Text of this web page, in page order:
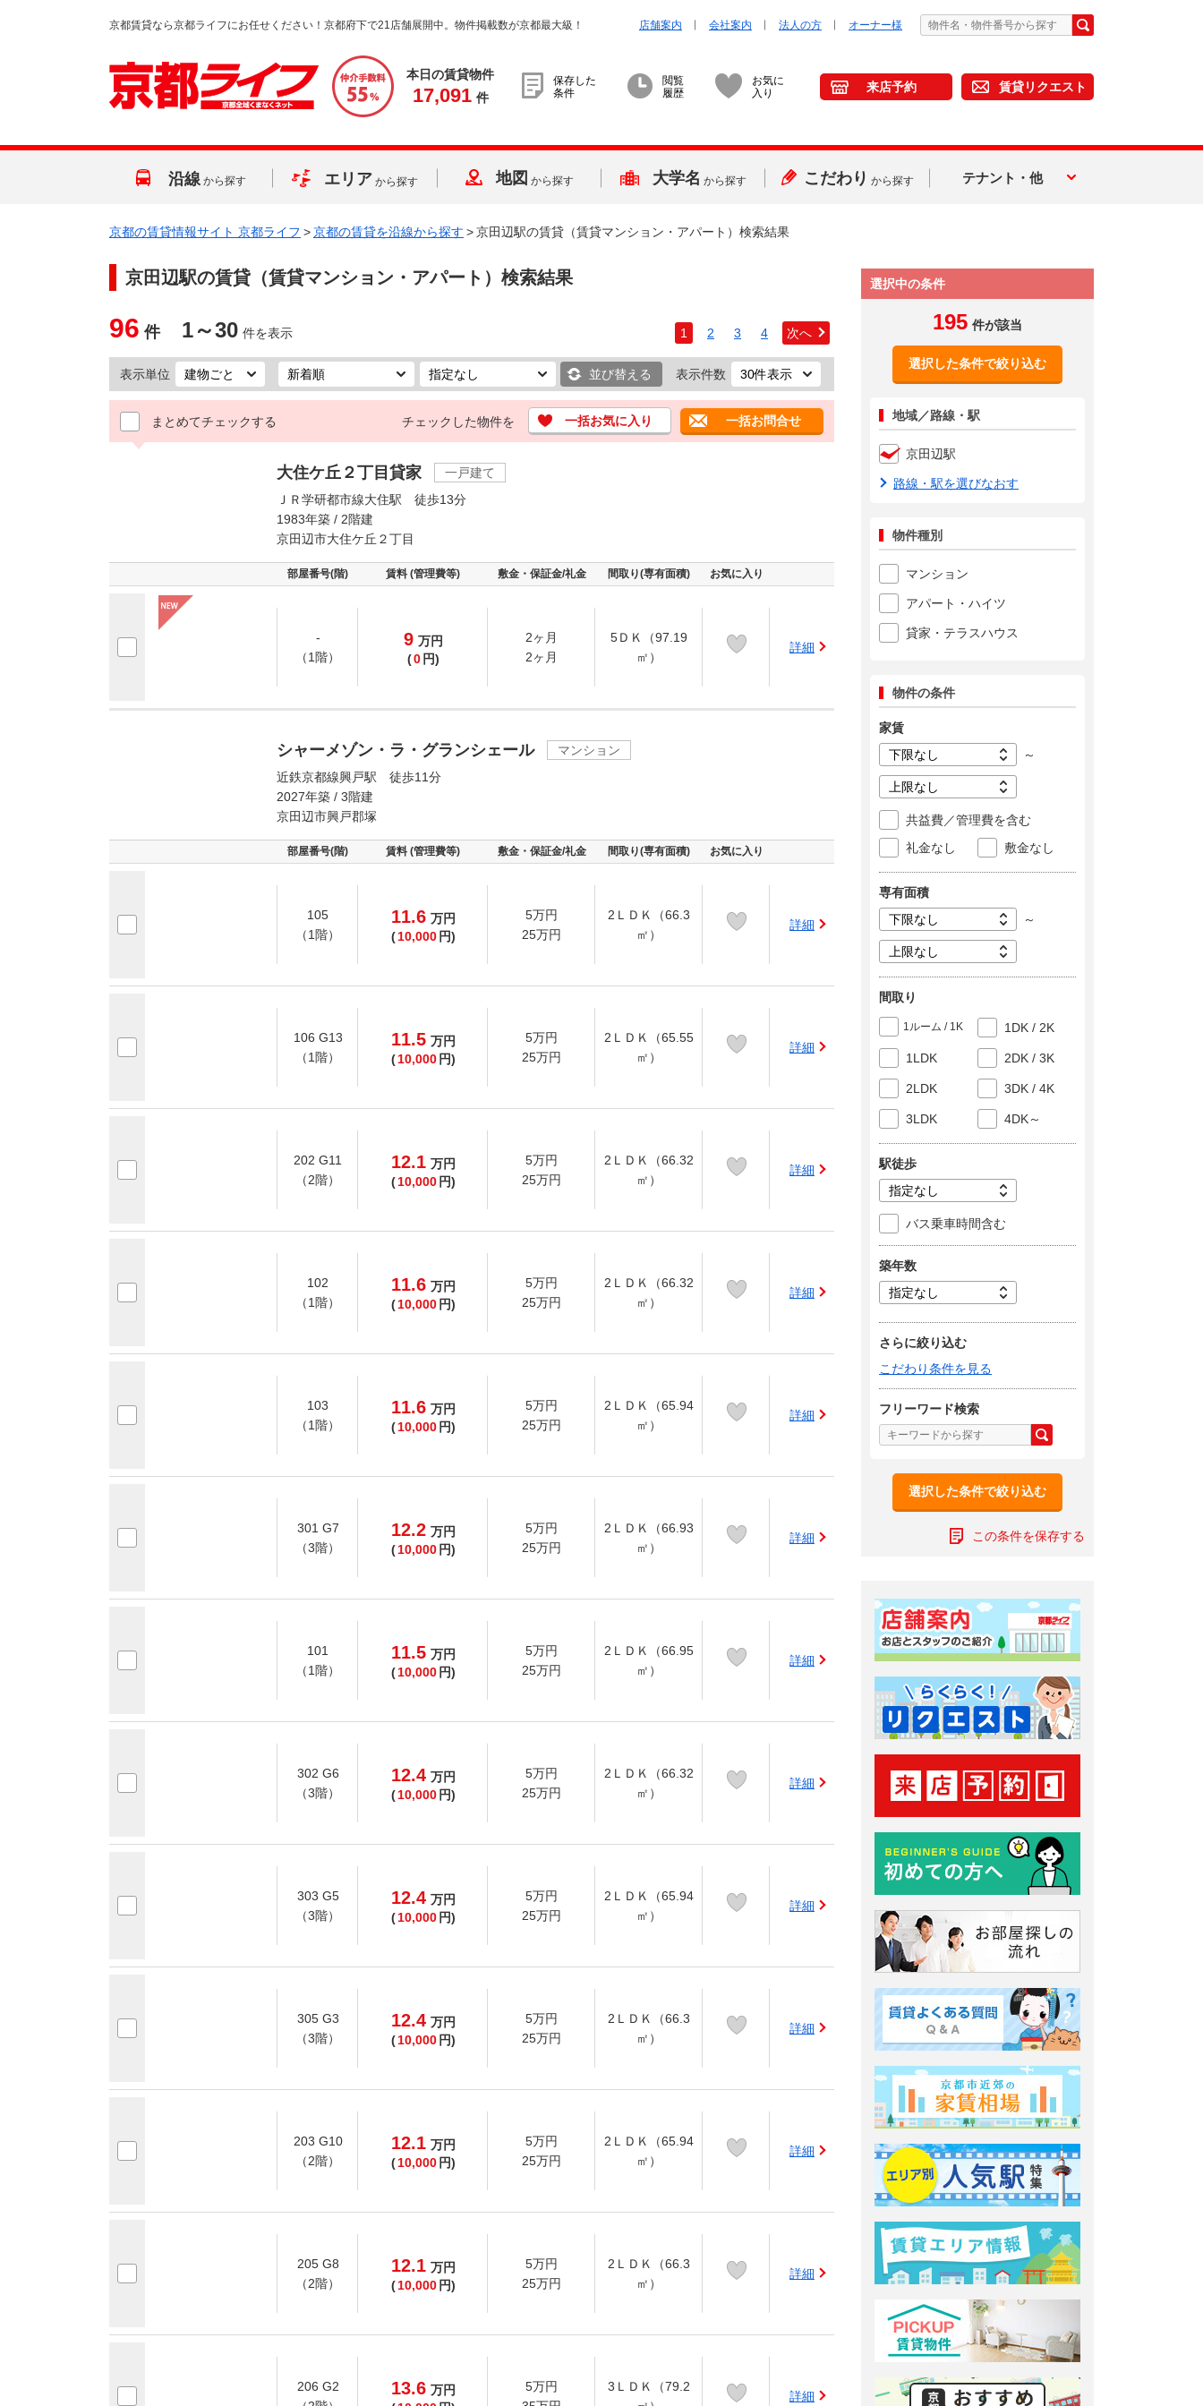
京都賃貸なら京都ライフにお任せください！京都府下で21店舗展開中。物件掲載数が京都最大級！ 店舗案内 会社案内 法人の方 オーナー様
本日の賃貸物件
17,091 件
保存した
条件
閲覧
履歴
お気に
入り
来店予約 賃貸リクエスト
沿線 から探す エリア から探す 地図 から探す 大学名 から探す こだわり から探す テナント・他
京都の賃貸情報サイト 京都ライフ >京都の賃貸を沿線から探す >京田辺駅の賃貸（賃貸マンション・アパート）検索結果
京田辺駅の賃貸（賃貸マンション・アパート）検索結果
96 件 1～30 件を表示 1 2 3 4 次へ
表示単位 並び替える 表示件数
まとめてチェックする チェックした物件を 一括お気に入り 一括お問合せ
大住ケ丘２丁目貸家
一戸建て
ＪＲ学研都市線大住駅 徒歩13分
1983年築 / 2階建
京田辺市大住ケ丘２丁目
部屋番号(階) 賃料 (管理費等) 敷金・保証金/礼金 間取り(専有面積) お気に入り
-
（1階）
9 万円
(0 円)
2ヶ月
2ヶ月
5ＤＫ（97.19
㎡）
詳細
シャーメゾン・ラ・グランシェール
マンション
近鉄京都線興戸駅 徒歩11分
2027年築 / 3階建
京田辺市興戸郡塚
部屋番号(階) 賃料 (管理費等) 敷金・保証金/礼金 間取り(専有面積) お気に入り
105
（1階）
11.6 万円
( 10,000 円)
5万円
25万円
2ＬＤＫ（66.3
㎡）
詳細
106 G13
（1階）
11.5 万円
( 10,000 円)
5万円
25万円
2ＬＤＫ（65.55
㎡）
詳細
202 G11
（2階）
12.1 万円
( 10,000 円)
5万円
25万円
2ＬＤＫ（66.32
㎡）
詳細
102
（1階）
11.6 万円
( 10,000 円)
5万円
25万円
2ＬＤＫ（66.32
㎡）
詳細
103
（1階）
11.6 万円
( 10,000 円)
5万円
25万円
2ＬＤＫ（65.94
㎡）
詳細
301 G7
（3階）
12.2 万円
( 10,000 円)
5万円
25万円
2ＬＤＫ（66.93
㎡）
詳細
101
（1階）
11.5 万円
( 10,000 円)
5万円
25万円
2ＬＤＫ（66.95
㎡）
詳細
302 G6
（3階）
12.4 万円
( 10,000 円)
5万円
25万円
2ＬＤＫ（66.32
㎡）
詳細
303 G5
（3階）
12.4 万円
( 10,000 円)
5万円
25万円
2ＬＤＫ（65.94
㎡）
詳細
305 G3
（3階）
12.4 万円
( 10,000 円)
5万円
25万円
2ＬＤＫ（66.3
㎡）
詳細
203 G10
（2階）
12.1 万円
( 10,000 円)
5万円
25万円
2ＬＤＫ（65.94
㎡）
詳細
205 G8
（2階）
12.1 万円
( 10,000 円)
5万円
25万円
2ＬＤＫ（66.3
㎡）
詳細
206 G2
13.6 万円
5万円
3ＬＤＫ（79.2
詳細
選択中の条件
195 件が該当
選択した条件で絞り込む
地域／路線・駅
京田辺駅
路線・駅を選びなおす
物件種別
マンション
アパート・ハイツ
貸家・テラスハウス
物件の条件
家賃
～
共益費／管理費を含む
礼金なし
敷金なし
専有面積
～
間取り
1ルーム / 1K 1DK / 2K
1LDK 2DK / 3K
2LDK 3DK / 4K
3LDK 4DK～
駅徒歩
バス乗車時間含む
築年数
さらに絞り込む
こだわり条件を見る
フリーワード検索
選択した条件で絞り込む
この条件を保存する